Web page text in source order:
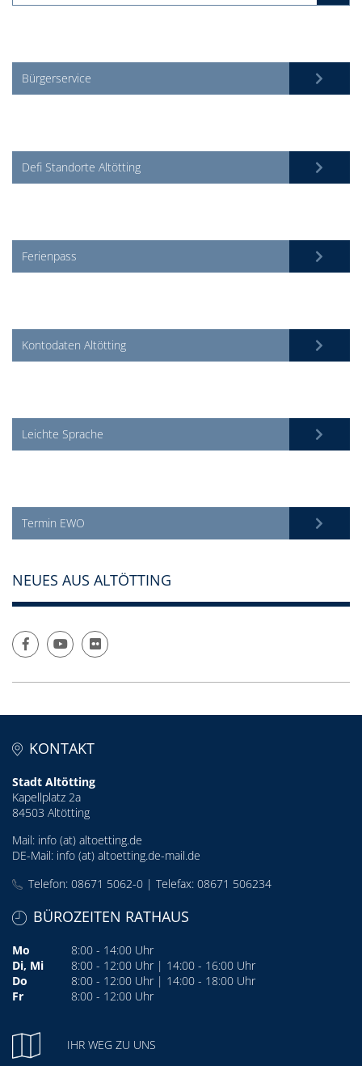
Bürgerservice
Defi Standorte Altötting
Ferienpass
Kontodaten Altötting
Leichte Sprache
Termin EWO
NEUES AUS ALTÖTTING
KONTAKT
Stadt Altötting
Kapellplatz 2a
84503 Altötting
Mail: info (at) altoetting.de
DE-Mail: info (at) altoetting.de-mail.de
Telefon: 08671 5062-0 | Telefax: 08671 506234
BÜROZEITEN RATHAUS
Mo
8:00 - 14:00 Uhr
Di, Mi
8:00 - 12:00 Uhr | 14:00 - 16:00 Uhr
Do
8:00 - 12:00 Uhr | 14:00 - 18:00 Uhr
Fr
8:00 - 12:00 Uhr
IHR WEG ZU UNS